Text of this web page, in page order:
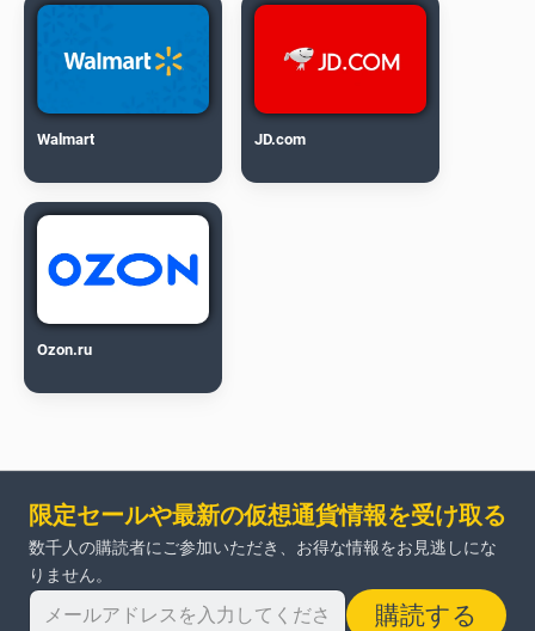
Walmart JD.com
Ozon.ru
限定セールや最新の仮想通貨情報を受け取る
数千人の購読者にご参加いただき、お得な情報をお見逃しにな
りません。
購読する